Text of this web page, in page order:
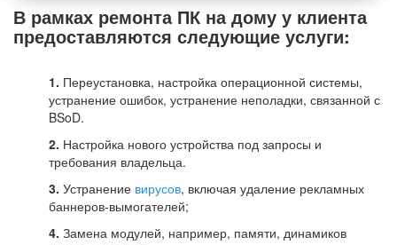
В рамках ремонта ПК на дому у клиента
предоставляются следующие услуги:
1. Переустановка, настройка операционной системы,
устранение ошибок, устранение неполадки, связанной с
BSoD.
2. Настройка нового устройства под запросы и
требования владельца.
3. Устранение вирусов, включая удаление рекламных
баннеров-вымогателей;
4. Замена модулей, например, памяти, динамиков